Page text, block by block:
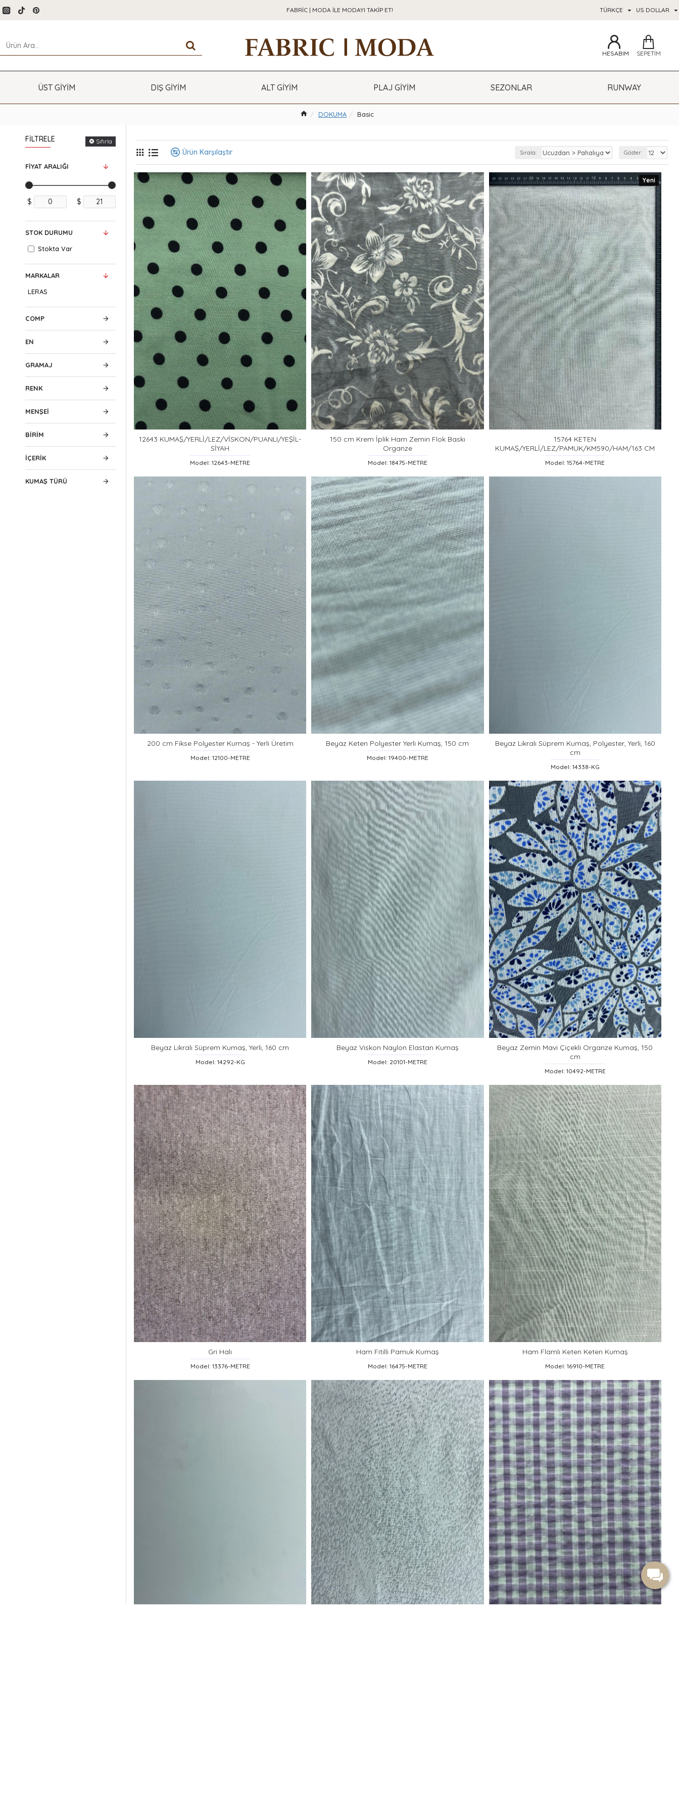
FABRIC | MODA ILE MODAYI TAKIP ET! TÜRKÇE US DOLLAR
HESABIM SEPETIM
ÜST GİYİM DIŞ GİYİM ALT GİYİM PLAJ GİYİM SEZONLAR RUNWAY
DOKUMA Basic
FILTRELE Sıfırla
FIYAT ARALIĞI
$ $
MARKALAR
LERAS
COMP
EN
GRAMAJ
RENK
MENŞEI
BIRIM
IÇERIK
KUMAŞ TÜRÜ
STOK DURUMU
Stokta Var
Ürün Karşılaştır Sırala: Göster:
12643 KUMAŞ/YERLİ/LEZ/VİSKON/PUANLI/YEŞİL-
SİYAH
Model: 12643-METRE
150 cm Krem İplik Ham Zemin Flok Baskı
Organze
Model: 18475-METRE
Yeni
15764 KETEN
KUMAŞ/YERLİ/LEZ/PAMUK/KM590/HAM/163 CM
Model: 15764-METRE
200 cm Fikse Polyester Kumaş - Yerli Üretim
Model: 12100-METRE
Beyaz Keten Polyester Yerli Kumaş, 150 cm
Model: 19400-METRE
Beyaz Likralı Süprem Kumaş, Polyester, Yerli, 160
cm
Model: 14338-KG
Beyaz Likralı Süprem Kumaş, Yerli, 160 cm
Model: 14292-KG
Beyaz Viskon Naylon Elastan Kumaş
Model: 20101-METRE
Beyaz Zemin Mavi Çiçekli Organze Kumaş, 150
cm
Model: 10492-METRE
Gri Halı
Model: 13376-METRE
Ham Fitilli Pamuk Kumaş
Model: 16475-METRE
Ham Flamlı Keten Keten Kumaş
Model: 16910-METRE